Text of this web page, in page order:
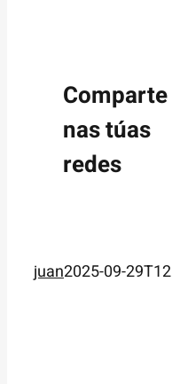
Comparte
nas túas
redes
juan2025-09-